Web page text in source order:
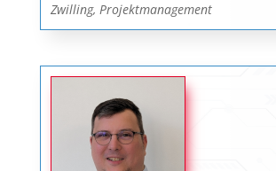
Zwilling, Projektmanagement